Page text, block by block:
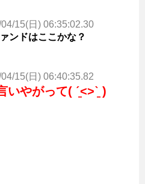
15(日) 06:35:02.30
ンドはここかな？
15(日) 06:40:35.82
いやがって( ˊ̱˂˃ˋ̱ )